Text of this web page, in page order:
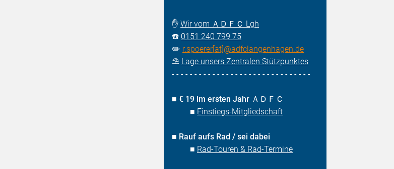
✋Wir vom ＡＤＦＣ Lgh
☎️ 0151 240 799 75
✏️ r.spoerer[at]@adfclangenhagen.de
⛱️ Lage unsers Zentralen Stützpunktes
- - - - - - - - - - - - - - - - - - - - - - - - - - - - - - -
■€ 19 im ersten Jahr ＡＤＦＣ
■ Einstiegs-Mitgliedschaft
■ Rauf aufs Rad / sei dabei
■ Rad-Touren & Rad-Termine